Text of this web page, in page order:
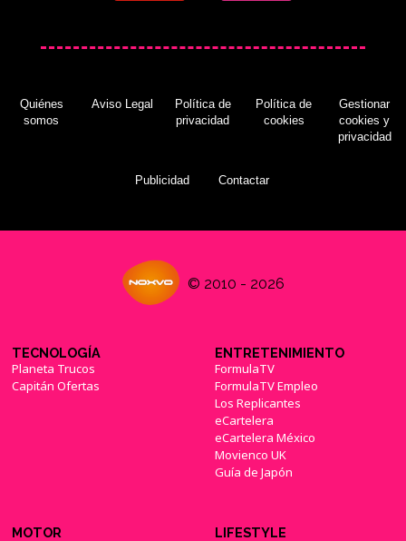
Quiénes
somos
Aviso Legal
Política de
privacidad
Política de
cookies
Gestionar
cookies y
privacidad
Publicidad Contactar
© 2010 - 2026
TECNOLOGÍA
Planeta Trucos
Capitán Ofertas
ENTRETENIMIENTO
FormulaTV
FormulaTV Empleo
Los Replicantes
eCartelera
eCartelera México
Movienco UK
Guía de Japón
MOTOR LIFESTYLE